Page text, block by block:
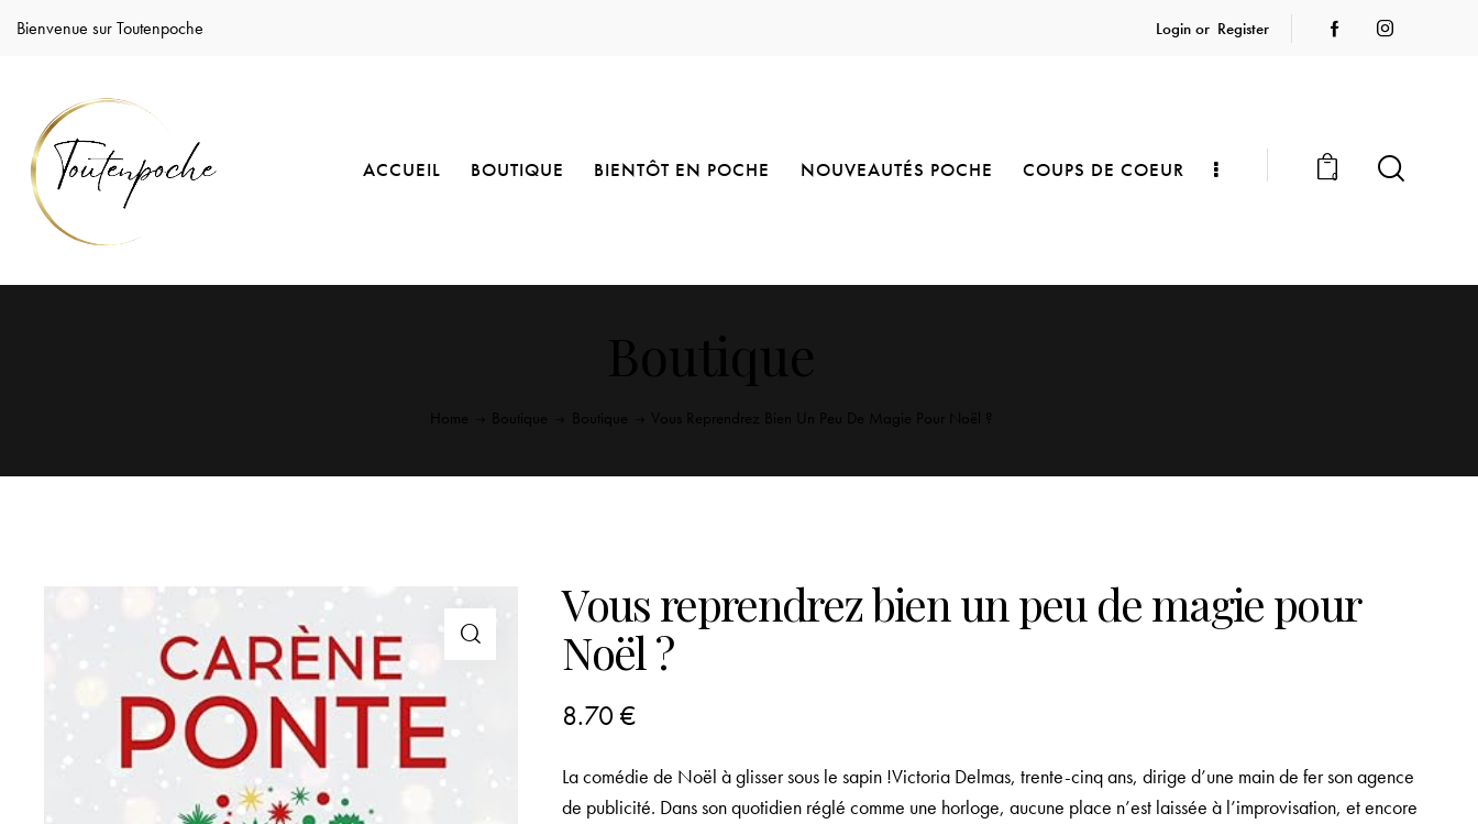
Bienvenue sur Toutenpoche Login or Register
ACCUEIL BOUTIQUE BIENTÔT EN POCHE NOUVEAUTÉS POCHE COUPS DE COEUR 0
Vous reprendrez bien un peu de magie pour
Noël ?
8.70€
La comédie de Noël à glisser sous le sapin !Victoria Delmas, trente-cinq ans, dirige d’une main de fer son agence
de publicité. Dans son quotidien réglé comme une horloge, aucune place n’est laissée à l’improvisation, et encore